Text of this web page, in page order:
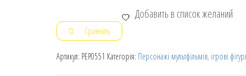
Добавить в список желаний
Сравнить
Артикул: PEP0551 Категорія: Персонажі мультфільмів, ігрові